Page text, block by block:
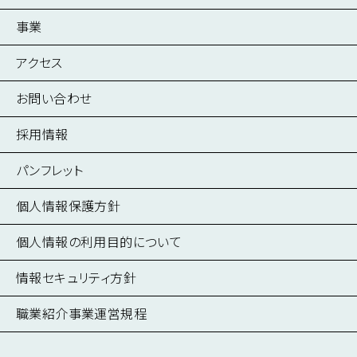
事業
建築事業
不動産事業
情報インフラ構築・保守事業
電子カルテシステム導入・開発事業
医療機器導入支援事業
健診システム導入事業
遠隔画像読影サポート事業
医療画像管理事業
業務支援システム導入・開発事業
国際メディカルサポート事業
アクセス
お問い合わせ
採用情報
採用情報
募集要項
仕事を知る
働く環境を知る
数字で見る
人を知る
パンフレット
個人情報保護方針
個人情報の利用目的について
情報セキュリティ方針
職業紹介事業運営規程